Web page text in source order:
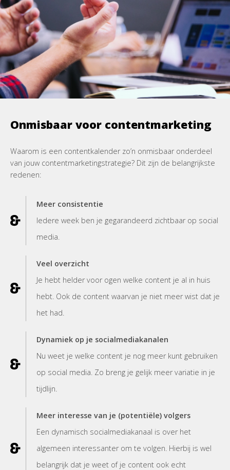
Onmisbaar voor contentmarketing
Waarom is een contentkalender zo’n onmisbaar onderdeel
van jouw contentmarketingstrategie? Dit zijn de belangrijkste
redenen:
Meer consistentie
Iedere week ben je gegarandeerd zichtbaar op social
media.
Veel overzicht
Je hebt helder voor ogen welke content je al in huis
hebt. Ook de content waarvan je niet meer wist dat je
het had.
Dynamiek op je socialmediakanalen
Nu weet je welke content je nog meer kunt gebruiken
op social media. Zo breng je gelijk meer variatie in je
tijdlijn.
Meer interesse van je (potentiële) volgers
Een dynamisch socialmediakanaal is over het
algemeen interessanter om te volgen. Hierbij is wel
belangrijk dat je weet of je content ook echt